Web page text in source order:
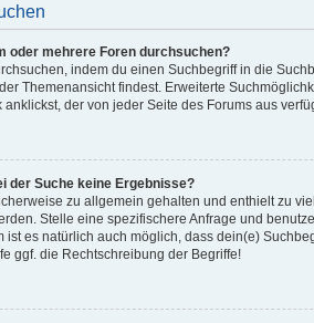
oder mehrere Foren durchsuchen?
indem du einen Suchbegriff in die
Themenansicht findest. Erweiterte
anklickst, der von jeder Seite des Forums aus
der Suche keine Ergebnisse?
zu allgemein gehalten und enthielt zu
Stelle eine spezifischere Anfrage und
ist es natürlich auch möglich, dass dein(e)
ggf. die Rechtschreibung der Begriffe!